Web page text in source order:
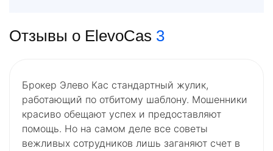
Отзывы о ElevoCas 3
Брокер Элево Кас стандартный жулик,
работающий по отбитому шаблону. Мошенники
красиво обещают успех и предоставляют
помощь. Но на самом деле все советы
вежливых сотрудников лишь заганяют счет в